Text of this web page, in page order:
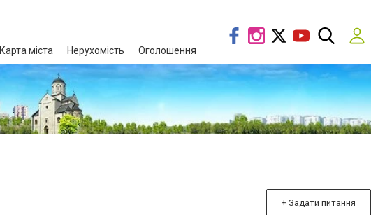
Карта міста Нерухомість Оголошення
+ Задати питання